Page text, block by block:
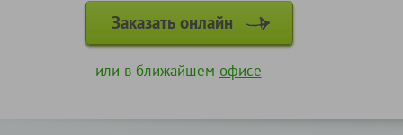
Заказать онлайн
или в ближайшем офисе